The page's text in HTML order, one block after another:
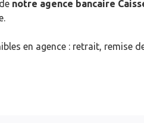
notre agence bancaire
en agence : retrait, remise